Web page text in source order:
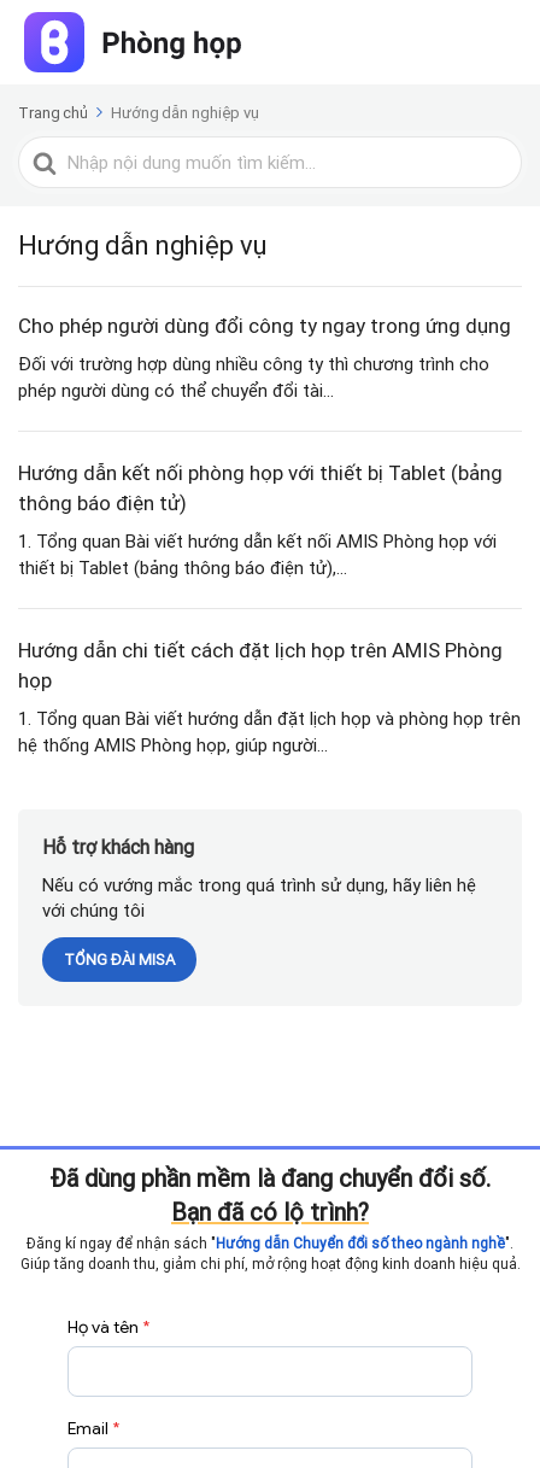
Trang chủ Hướng dẫn nghiệp vụ
Tìm
kiếm
Hướng dẫn nghiệp vụ
Cho phép người dùng đổi công ty ngay trong ứng dụng
Đối với trường hợp dùng nhiều công ty thì chương trình cho
phép người dùng có thể chuyển đổi tài...
Hướng dẫn kết nối phòng họp với thiết bị Tablet (bảng
thông báo điện tử)
1. Tổng quan Bài viết hướng dẫn kết nối AMIS Phòng họp với
thiết bị Tablet (bảng thông báo điện tử),...
Hướng dẫn chi tiết cách đặt lịch họp trên AMIS Phòng
họp
1. Tổng quan Bài viết hướng dẫn đặt lịch họp và phòng họp trên
hệ thống AMIS Phòng họp, giúp người...
Hỗ trợ khách hàng
Nếu có vướng mắc trong quá trình sử dụng, hãy liên hệ
với chúng tôi
TỔNG ĐÀI MISA
Đã dùng phần mềm là đang chuyển đổi số.
Bạn đã có lộ trình?
Đăng kí ngay để nhận sách "Hướng dẫn Chuyển đổi số theo ngành nghề".
Giúp tăng doanh thu, giảm chi phí, mở rộng hoạt động kinh doanh hiệu quả.
Họ và tên *
Email *